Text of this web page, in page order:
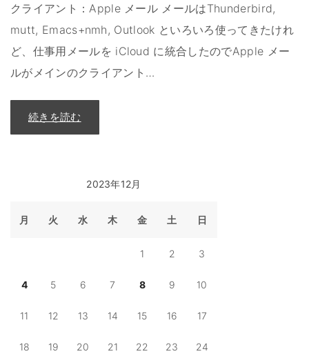
クライアント：Apple メール メールはThunderbird,
mutt, Emacs+nmh, Outlook といろいろ使ってきたけれ
ど、仕事用メールを iCloud に統合したのでApple メー
ルがメインのクライアント …
続きを読む
A
p
t
s
2023年12月
月 火 水 木 金 土 日
1 2 3
4 5 6 7 8 9 10
11 12 13 14 15 16 17
18 19 20 21 22 23 24